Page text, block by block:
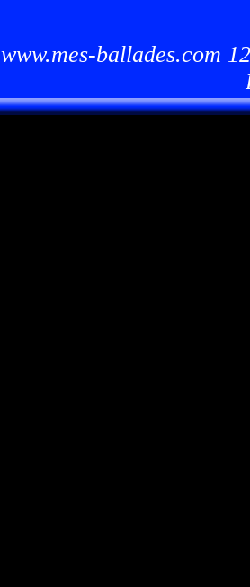
www.mes-ballades.com